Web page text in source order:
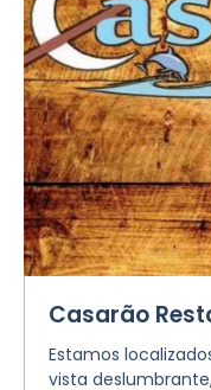
Casarão
Estamos
vista